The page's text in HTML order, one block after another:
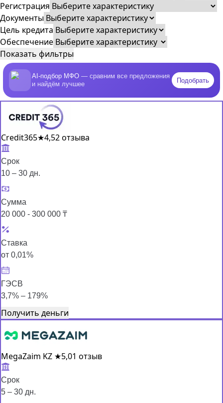
Регистрация
Документы
Цель кредита
Обеспечение
Показать фильтры
AI-подбор МФО — сравним все предложения
и найдём лучшее
Подобрать
Credit365★4,52 отзыва
Срок
10 – 30 дн.
Сумма
20 000 - 300 000 ₸
Ставка
от 0,01%
ГЭСВ
3,7% – 179%
Получить деньги
MegaZaim KZ ★5,01 отзыв
Срок
5 – 30 дн.